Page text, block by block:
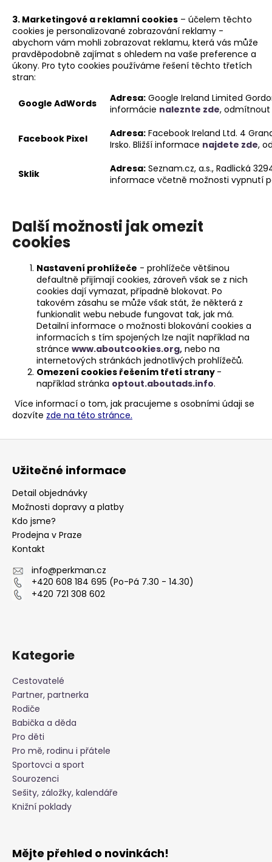
3. Marketingové a reklamní cookies – účelem těchto
cookies je personalizované zobrazování reklamy -
abychom vám mohli zobrazovat reklamu, která vás může
pravděpodobně zajímat s ohledem na vaše preference a
úkony. Pro tyto cookies používáme řešení těchto třetích
stran:
Google AdWords Adresa: Google Ireland Limited
informácie naleznte zde,
Facebook Pixel Adresa: Facebook Ireland Ltd. 4
Irsko. Bližší informace najdete zde,
Sklik Adresa: Seznam.cz, a.s., Radlická
informace včetně možnosti vypnutí
Další možnosti jak omezit
cookies
Nastavení prohlížeče - prohlížeče většinou
defaultně přijímají cookies, zároveň však se z nich
cookies dají vymazat, případně blokovat. Po
takovém zásahu se může však stát, že některá z
funkionalit webu nebude fungovat tak, jak má.
Detailní informace o možnosti blokování cookies a
informacích s tím spojených lze najít například na
stránce www.aboutcookies.org, nebo na
internetových stránkách jednotlivých prohlížečů.
Omezení cookies řešením třetí strany -
například stránka optout.aboutads.info.
Více informací o tom, jak pracujeme s osobními údaji se
dozvíte zde na této stránce.
-
DENÍK
FOTBALISTY
340
Kč
Z
Užitečné informace
Detail objednávky
Možnosti dopravy a platby
Kdo jsme?
Prodejna v Praze
Kontakt
info@perkman.cz
+420 608 184 695 (Po-Pá 7.30 - 14.30)
+420 721 308 602
Kategorie
Cestovatelé
Partner, partnerka
Rodiče
Babička a děda
Pro děti
Pro mě, rodinu i přátele
Sportovci a sport
Sourozenci
Sešity, záložky, kalendáře
Knižní poklady
Mějte přehled o novinkách!